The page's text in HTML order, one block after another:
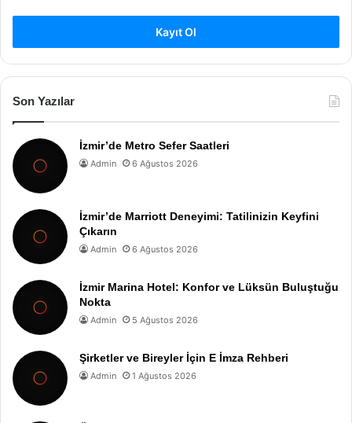
Kayıt Ol
Son Yazılar
İzmir’de Metro Sefer Saatleri
Admin 6 Ağustos 2026
İzmir’de Marriott Deneyimi: Tatilinizin Keyfini
Çıkarın
Admin 6 Ağustos 2026
İzmir Marina Hotel: Konfor ve Lüksün Buluştuğu
Nokta
Admin 5 Ağustos 2026
Şirketler ve Bireyler İçin E İmza Rehberi
Admin 1 Ağustos 2026